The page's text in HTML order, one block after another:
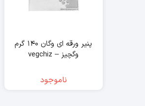
پنیر ورقه ای وگان ۱۴۰ گرم
وگچیز – vegchiz
ناموجود